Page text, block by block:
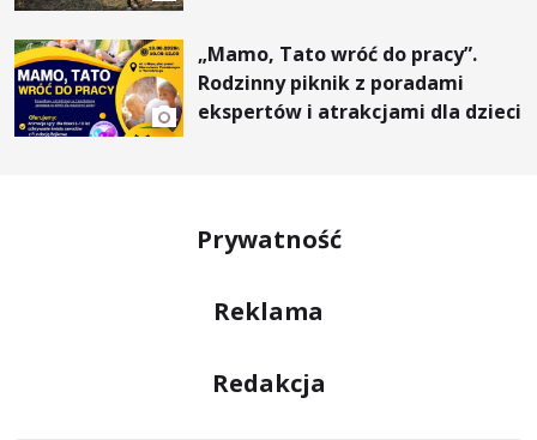
„Mamo, Tato wróć do pracy”.
Rodzinny piknik z poradami
ekspertów i atrakcjami dla dzieci
Prywatność
Reklama
Redakcja